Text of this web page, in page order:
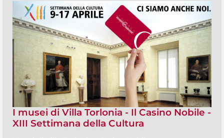
I musei di Villa Torlonia - Il Casino Nobile -
XIII Settimana della Cultura